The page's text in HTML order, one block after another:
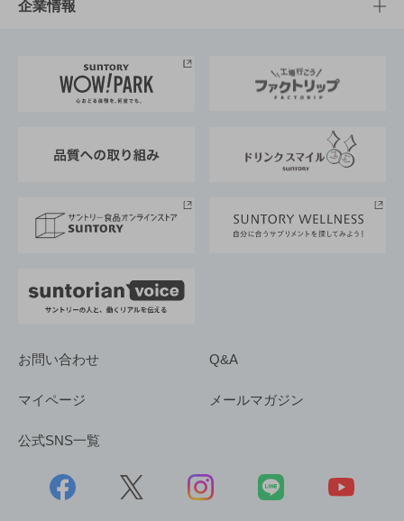
地域情報
サントリーホール
サントリーサンバーズ大阪
サステナビリティTOP
サントリーが考えるサステナビリティ経営
企業情報
企業概要
採用情報
お問い合わせ Q&A
マイページ メールマガジン
公式SNS一覧